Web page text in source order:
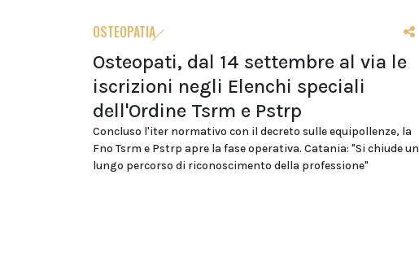
OSTEOPATIA
Osteopati, dal 14 settembre al via le
iscrizioni negli Elenchi speciali
dell'Ordine Tsrm e Pstrp
Concluso l'iter normativo con il decreto sulle equipollenze, la
Fno Tsrm e Pstrp apre la fase operativa. Catania: "Si chiude un
lungo percorso di riconoscimento della professione"